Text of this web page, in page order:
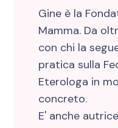
Gine è la
Mamma. Da
con chi la
pratica sulla
Eterologa in
concreto.
E' anche